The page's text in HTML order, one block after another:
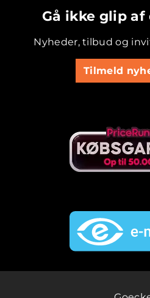
Gå ikke glip
Nyheder, tilbud og
Tilmeld